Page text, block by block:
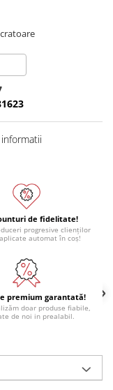
de fidelitate!
progresive clienților
automat în coș!
premium garantată!
doar produse fiabile,
de noi in prealabil.